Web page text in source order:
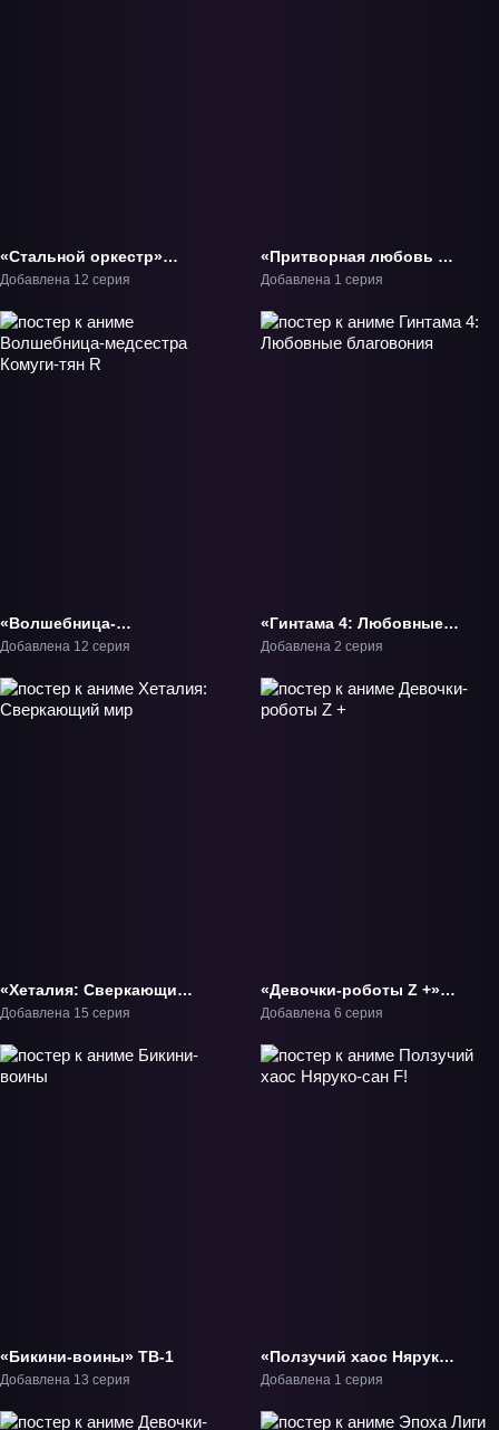
«Стальной оркестр»
ТВ-1
Добавлена 12 серия
«Притворная любовь 2»
ОВА-2
Добавлена 1 серия
«Волшебница-
медсестра Комуги-тян
Добавлена 12 серия
«Гинтама 4: Любовные
благовония» ОВА-1
Добавлена 2 серия
«Хеталия: Сверкающий
мир» ТВ-4
Добавлена 15 серия
«Девочки-роботы Z +»
ОВА-2
Добавлена 6 серия
«Бикини-воины» ТВ-1
Добавлена 13 серия
«Ползучий хаос Няруко-
сан F!» ОВА-3
Добавлена 1 серия